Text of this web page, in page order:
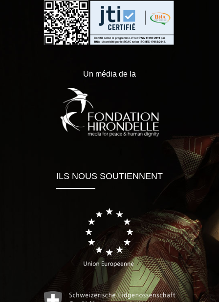
Un média de la
ILS NOUS SOUTIENNENT